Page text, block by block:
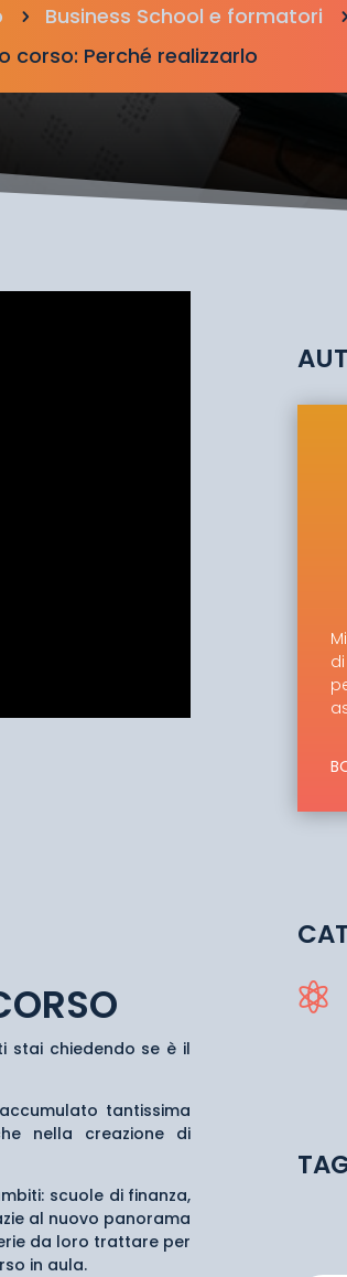
5 Business School e formatori 5
corso: Perché realizzarlo
stai chiedendo se è il
tantissima
nella creazione di
scuole di finanza,
al nuovo panorama
da loro trattare per
in aula.
